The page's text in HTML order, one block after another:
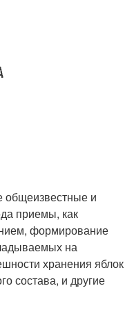
общеизвестные и
приемы, как
формирование
на
хранения яблок
состава, и другие